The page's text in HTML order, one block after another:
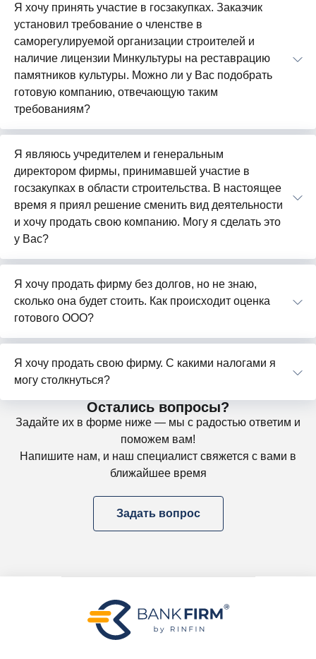
Я хочу принять участие в госзакупках. Заказчик
установил требование о членстве в
саморегулируемой организации строителей и
наличие лицензии Минкультуры на реставрацию
памятников культуры. Можно ли у Вас подобрать
готовую компанию, отвечающую таким
требованиям?
Я являюсь учредителем и генеральным
директором фирмы, принимавшей участие в
госзакупках в области строительства. В настоящее
время я приял решение сменить вид деятельности
и хочу продать свою компанию. Могу я сделать это
у Вас?
Я хочу продать фирму без долгов, но не знаю,
сколько она будет стоить. Как происходит оценка
готового ООО?
Я хочу продать свою фирму. С какими налогами я
могу столкнуться?
Остались вопросы?
Задайте их в форме ниже — мы с радостью ответим и
поможем вам!
Напишите нам, и наш специалист свяжется с вами в
ближайшее время
Задать вопрос